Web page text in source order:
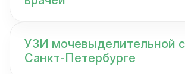
УЗИ мочевыделительной
Санкт-Петербурге